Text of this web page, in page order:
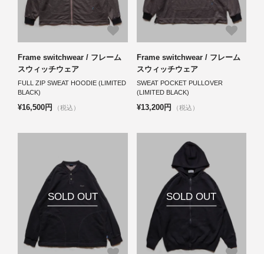
Frame switchwear / フレーム
スウィッチウェア
FULL ZIP SWEAT HOODIE (LIMITED
BLACK)
¥16,500円 （税込）
Frame switchwear / フレーム
スウィッチウェア
SWEAT POCKET PULLOVER
(LIMITED BLACK)
¥13,200円 （税込）
SOLD OUT SOLD OUT